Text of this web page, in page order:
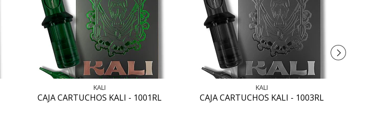
KALI
CAJA CARTUCHOS KALI - 1001RL
KALI
CAJA CARTUCHOS KALI - 1003RL